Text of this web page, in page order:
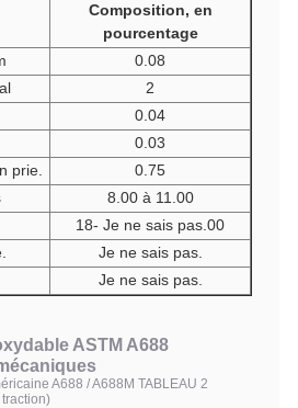
Composition, en
pourcentage
0.08
2
0.04
0.03
prie.
0.75
8.00 à 11.00
18- Je ne sais pas.00
Je ne sais pas.
Je ne sais pas.
ASTM A688
A688 / A688M TABLEAU 2